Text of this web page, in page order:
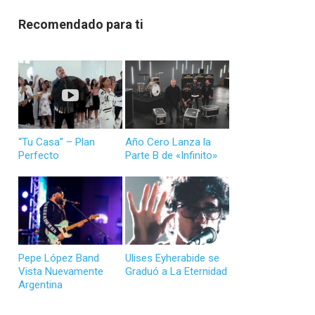
Recomendado para ti
“Tu Casa” – Plan
Perfecto
Año Cero Lanza la
Parte B de «Infinito»
Pepe López Band
Vista Nuevamente
Argentina
Ulises Eyherabide se
Graduó a La Eternidad